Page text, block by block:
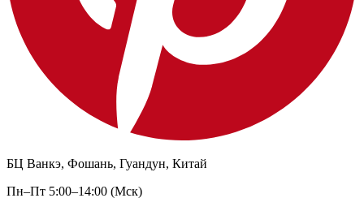
БЦ Ванкэ, Фошань, Гуандун, Китай
Пн–Пт 5:00–14:00 (Мск)